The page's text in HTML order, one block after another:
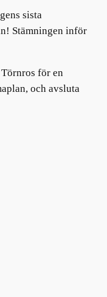
sista
Stämningen inför
för en
och avsluta